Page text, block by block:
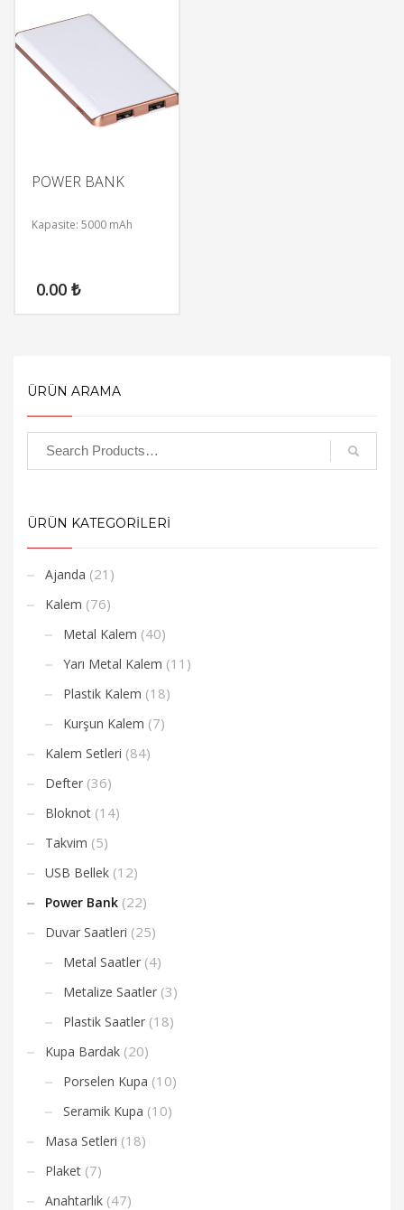
POWER BANK
Kapasite: 5000 mAh
0.00 ₺
ÜRÜN ARAMA
ÜRÜN KATEGORİLERİ
Ajanda (21)
Kalem (76)
Metal Kalem (40)
Yarı Metal Kalem (11)
Plastik Kalem (18)
Kurşun Kalem (7)
Kalem Setleri (84)
Defter (36)
Bloknot (14)
Takvim (5)
USB Bellek (12)
Power Bank (22)
Duvar Saatleri (25)
Metal Saatler (4)
Metalize Saatler (3)
Plastik Saatler (18)
Kupa Bardak (20)
Porselen Kupa (10)
Seramik Kupa (10)
Masa Setleri (18)
Plaket (7)
Anahtarlık (47)